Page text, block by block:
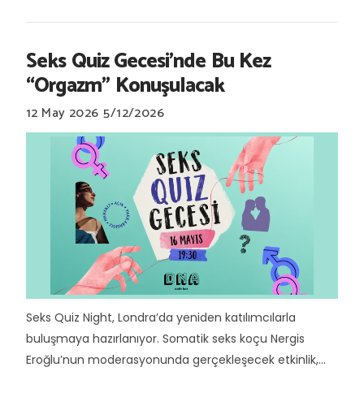
Seks Quiz Gecesi’nde Bu Kez
“Orgazm” Konuşulacak
12 May 2026 5/12/2026
Seks Quiz Night, Londra’da yeniden katılımcılarla
buluşmaya hazırlanıyor. Somatik seks koçu Nergis
Eroğlu’nun moderasyonunda gerçekleşecek etkinlik,...